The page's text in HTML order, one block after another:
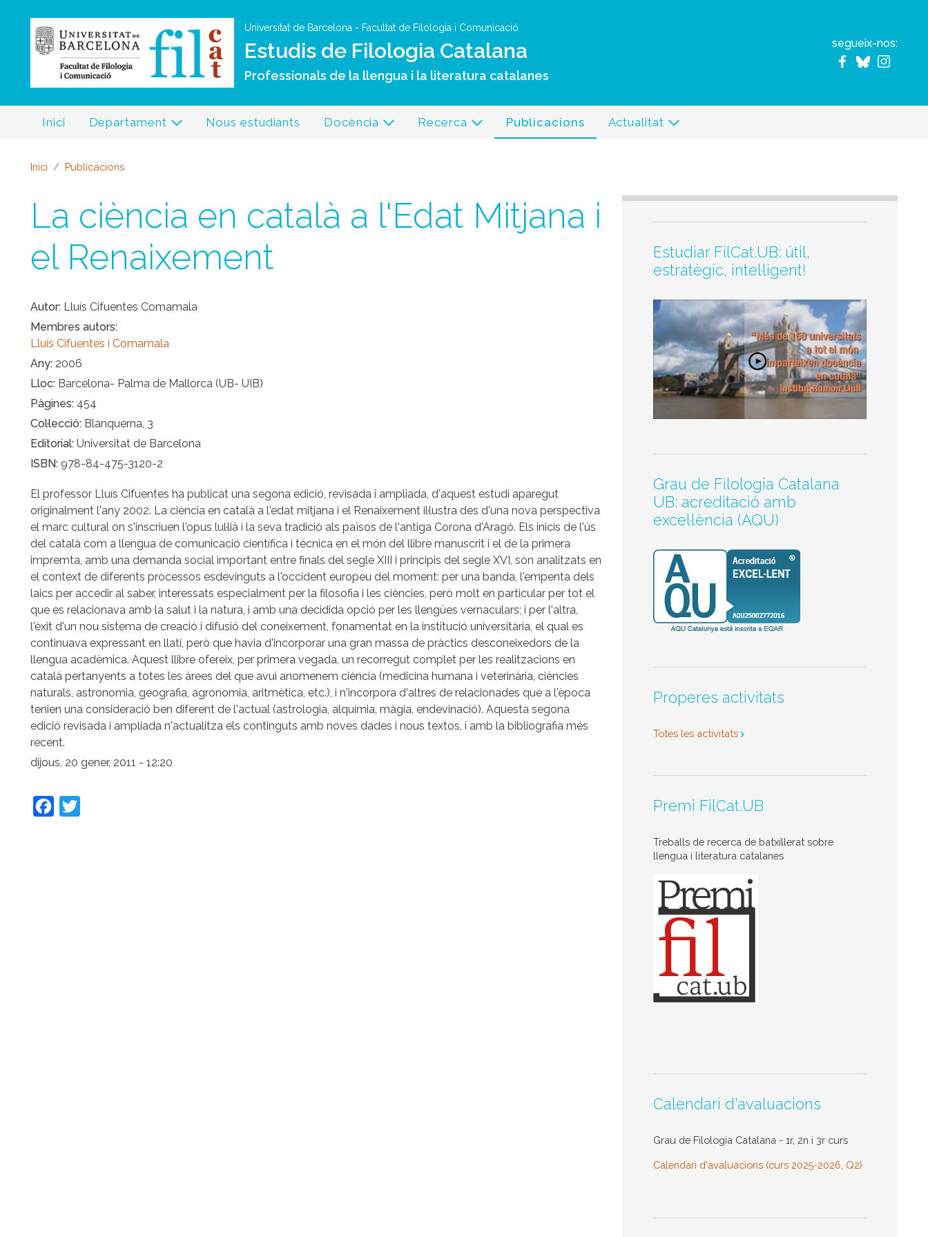
Universitat de Barcelona - Facultat de Filologia i Comunicació
Estudis de Filologia Catalana
Professionals de la llengua i la literatura catalanes
segueix-nos:
Inici Departament Nous estudiants Docència Recerca Publicacions Actualitat
Inici Publicacions
La ciència en català a l'Edat Mitjana i
el Renaixement
Autor Lluís Cifuentes Comamala
Membres autors
Lluís Cifuentes i Comamala
Any 2006
Lloc Barcelona- Palma de Mallorca (UB- UIB)
Pàgines 454
Col·lecció Blanquerna, 3
Editorial Universitat de Barcelona
ISBN 978-84-475-3120-2
El professor Lluís Cifuentes ha publicat una segona edició, revisada i ampliada, d'aquest estudi aparegut
originalment l'any 2002. La ciència en català a l'edat mitjana i el Renaixement il·lustra des d'una nova perspectiva
el marc cultural on s'inscriuen l'opus lul·lià i la seva tradició als països de l'antiga Corona d'Aragó. Els inicis de l'ús
del català com a llengua de comunicació científica i tècnica en el món del llibre manuscrit i el de la primera
impremta, amb una demanda social important entre finals del segle XIII i principis del segle XVI, són analitzats en
el context de diferents processos esdevinguts a l'occident europeu del moment: per una banda, l'empenta dels
laics per accedir al saber, interessats especialment per la filosofia i les ciències, però molt en particular per tot el
que es relacionava amb la salut i la natura, i amb una decidida opció per les llengües vernaculars; i per l'altra,
l'èxit d'un nou sistema de creació i difusió del coneixement, fonamentat en la institució universitària, el qual es
continuava expressant en llatí, però que havia d'incorporar una gran massa de pràctics desconeixedors de la
llengua acadèmica. Aquest llibre ofereix, per primera vegada, un recorregut complet per les realitzacions en
català pertanyents a totes les àrees del que avui anomenem ciència (medicina humana i veterinària, ciències
naturals, astronomia, geografia, agronomia, aritmètica, etc.), i n'incorpora d'altres de relacionades que a l'època
tenien una consideració ben diferent de l'actual (astrologia, alquímia, màgia, endevinació). Aquesta segona
edició revisada i ampliada n'actualitza els continguts amb noves dades i nous textos, i amb la bibliografia més
recent.
dijous, 20 gener, 2011 - 12:20
Facebook
Estudiar FilCat.UB: útil,
estratègic, intel·ligent!
Grau de Filologia Catalana
UB: acreditació amb
excel·lència (AQU)
Properes activitats
Totes les activitats
Premi FilCat.UB
Treballs de recerca de batxillerat sobre
llengua i literatura catalanes
Calendari d'avaluacions
Grau de Filologia Catalana - 1r, 2n i 3r curs
Calendari d'avaluacions (curs 2025-2026, Q2)